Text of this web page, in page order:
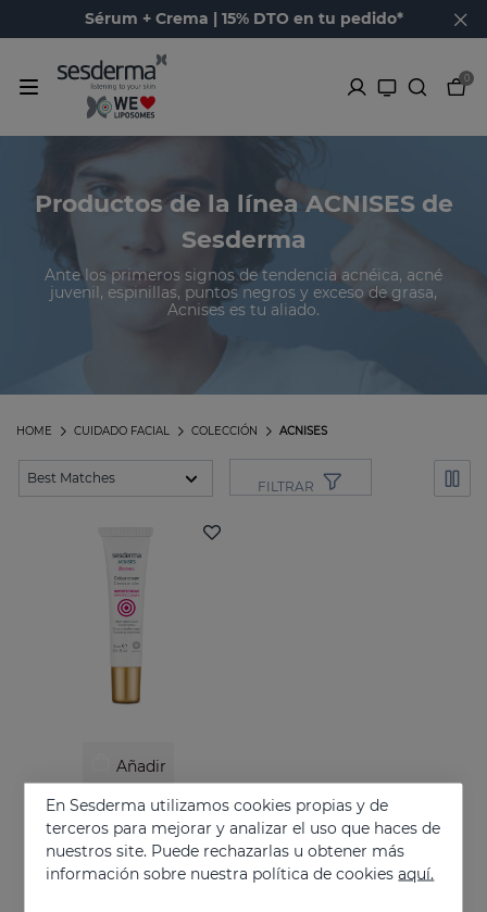
Sérum + Crema | 15% DTO en tu pedido*
0
Productos de la línea ACNISES de
Sesderma
Ante los primeros signos de tendencia acnéica, acné
juvenil, espinillas, puntos negros y exceso de grasa,
Acnises es tu aliado.
ACNISES
COLECCIÓN
CUIDADO FACIAL
HOME
FILTRAR
Añadir
ACNISES 0 Marks
Crema con color de textura ligera
18.95 €
En Sesderma utilizamos cookies propias y de
terceros para mejorar y analizar el uso que haces de
nuestros site. Puede rechazarlas u obtener más
información sobre nuestra política de cookiesaquí.